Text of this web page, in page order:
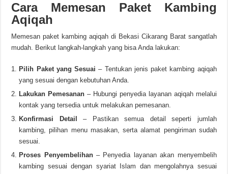
Cara Memesan Paket Kambing
Aqiqah
Memesan paket kambing aqiqah di Bekasi Cikarang Barat sangatlah
mudah. Berikut langkah-langkah yang bisa Anda lakukan:
Pilih Paket yang Sesuai – Tentukan jenis paket kambing aqiqah
yang sesuai dengan kebutuhan Anda.
Lakukan Pemesanan – Hubungi penyedia layanan aqiqah melalui
kontak yang tersedia untuk melakukan pemesanan.
Konfirmasi Detail
– Pastikan semua detail seperti jumlah
kambing, pilihan menu masakan, serta alamat pengiriman sudah
sesuai.
Proses Penyembelihan– Penyedia layanan akan menyembelih
kambing sesuai dengan syariat Islam dan mengolahnya sesuai